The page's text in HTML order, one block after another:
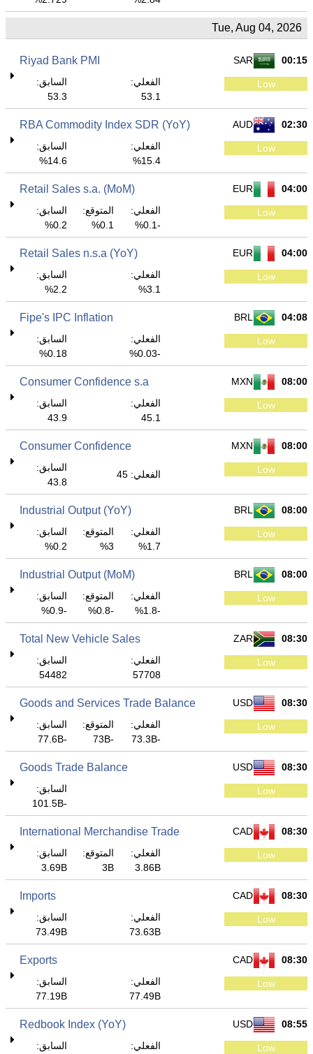
Tue, Aug 04, 2026
00:15
SAR
Riyad Bank PMI
Low
الفعلي:
53.1
السابق:
53.3
02:30
AUD
RBA Commodity Index SDR (YoY)
Low
الفعلي:
15.4%
السابق:
14.6%
04:00
EUR
Retail Sales s.a. (MoM)
Low
الفعلي:
-0.1%
المتوقع:
0.1%
السابق:
0.2%
04:00
EUR
Retail Sales n.s.a (YoY)
Low
الفعلي:
3.1%
السابق:
2.2%
04:08
BRL
Fipe's IPC Inflation
Low
الفعلي:
-0.03%
السابق:
0.18%
08:00
MXN
Consumer Confidence s.a
Low
الفعلي:
45.1
السابق:
43.9
08:00
MXN
Consumer Confidence
Low الفعلي: 45
السابق:
43.8
08:00
BRL
Industrial Output (YoY)
Low
الفعلي:
1.7%
المتوقع:
3%
السابق:
0.2%
08:00
BRL
Industrial Output (MoM)
Low
الفعلي:
-1.8%
المتوقع:
-0.8%
السابق:
-0.9%
08:30
ZAR
Total New Vehicle Sales
Low
الفعلي:
57708
السابق:
54482
08:30
USD
Goods and Services Trade Balance
Low
الفعلي:
-73.3B
المتوقع:
-73B
السابق:
-77.6B
08:30
USD
Goods Trade Balance
Low
السابق:
-101.5B
08:30
CAD
International Merchandise Trade
Low
الفعلي:
3.86B
المتوقع:
3B
السابق:
3.69B
08:30
CAD
Imports
Low
الفعلي:
73.63B
السابق:
73.49B
08:30
CAD
Exports
Low
الفعلي:
77.49B
السابق:
77.19B
08:55
USD
Redbook Index (YoY)
Low
الفعلي:
السابق: